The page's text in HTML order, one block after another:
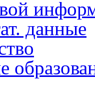
данные